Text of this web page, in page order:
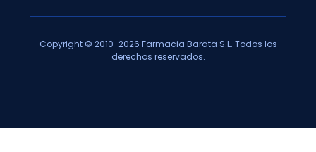
Copyright © 2010-2026 Farmacia Barata S.L. Todos los
derechos reservados.